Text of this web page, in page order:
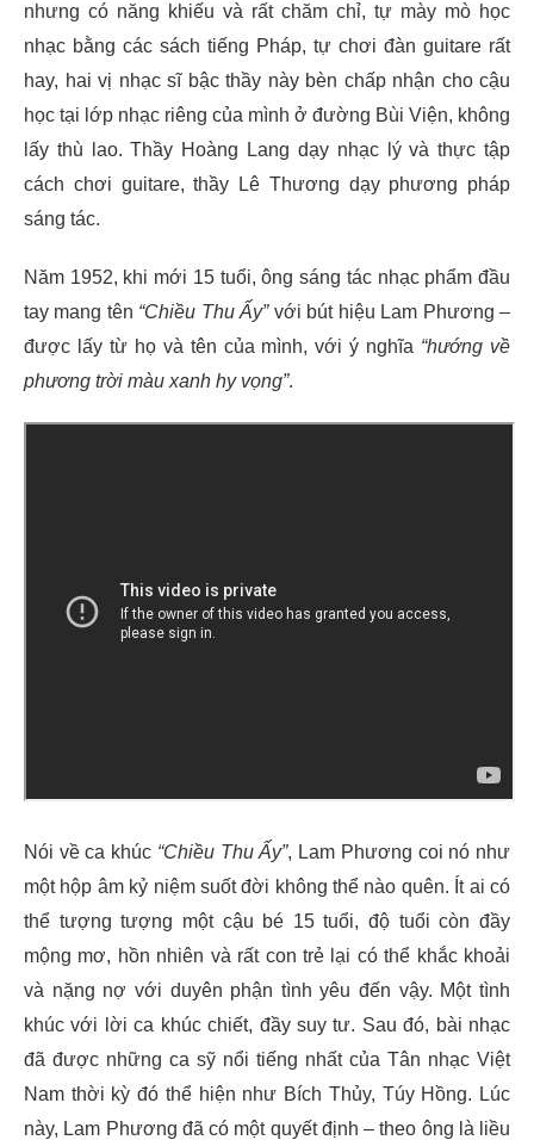
nhưng có năng khiếu và rất chăm chỉ, tự mày mò học
nhạc bằng các sách tiếng Pháp, tự chơi đàn guitare rất
hay, hai vị nhạc sĩ bậc thầy này bèn chấp nhận cho cậu
học tại lớp nhạc riêng của mình ở đường Bùi Viện, không
lấy thù lao. Thầy Hoàng Lang dạy nhạc lý và thực tập
cách chơi guitare, thầy Lê Thương dạy phương pháp
sáng tác.
Năm 1952, khi mới 15 tuổi, ông sáng tác nhạc phẩm đầu
tay mang tên “Chiều Thu Ấy”với bút hiệu Lam Phương –
được lấy từ họ và tên của mình, với ý nghĩa “hướng về
phương trời màu xanh hy vọng”.
Nói về ca khúc “Chiều Thu Ấy”, Lam Phương coi nó như
một hộp âm kỷ niệm suốt đời không thể nào quên. Ít ai có
thể tượng tượng một cậu bé 15 tuổi, độ tuổi còn đầy
mộng mơ, hồn nhiên và rất con trẻ lại có thể khắc khoải
và nặng nợ với duyên phận tình yêu đến vậy. Một tình
khúc với lời ca khúc chiết, đầy suy tư. Sau đó, bài nhạc
đã được những ca sỹ nổi tiếng nhất của Tân nhạc Việt
Nam thời kỳ đó thể hiện như Bích Thủy, Túy Hồng. Lúc
này, Lam Phương đã có một quyết định – theo ông là liều